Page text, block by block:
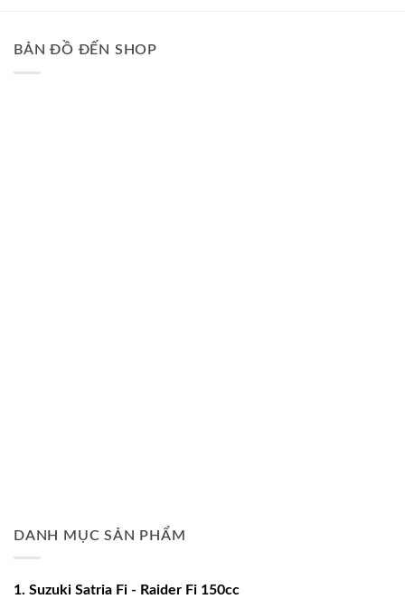
BẢN ĐỒ ĐẾN SHOP
DANH MỤC SẢN PHẨM
1. Suzuki Satria Fi - Raider Fi 150cc